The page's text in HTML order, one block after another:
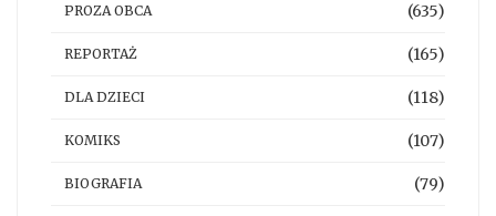
PROZA OBCA (635)
REPORTAŻ (165)
DLA DZIECI (118)
KOMIKS (107)
BIOGRAFIA (79)